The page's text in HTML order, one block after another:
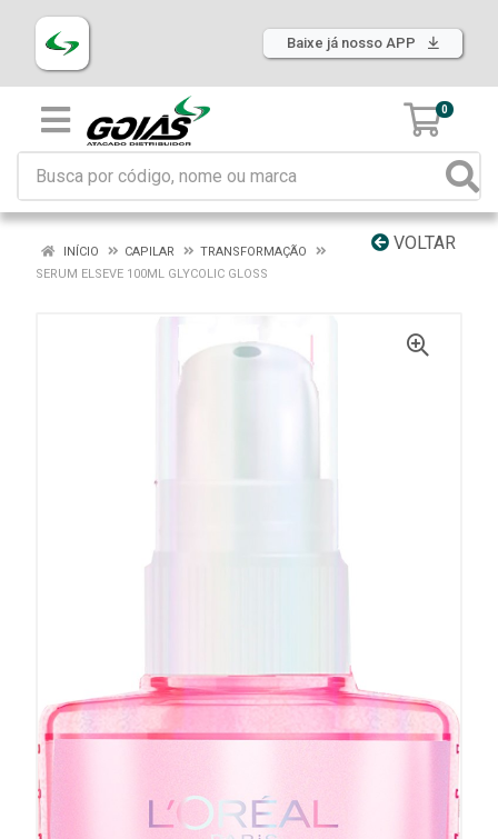
Baixe já nosso APP
0
VOLTAR
INÍCIO CAPILAR
TRANSFORMAÇÃO
SERUM ELSEVE 100ML GLYCOLIC GLOSS